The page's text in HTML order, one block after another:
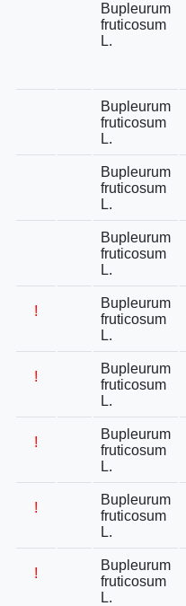
Bupleurum
fruticosum
L.
Bupleurum
fruticosum
L.
Bupleurum
fruticosum
L.
Bupleurum
fruticosum
L.
!
Bupleurum
fruticosum
L.
!
Bupleurum
fruticosum
L.
!
Bupleurum
fruticosum
L.
!
Bupleurum
fruticosum
L.
!
Bupleurum
fruticosum
L.